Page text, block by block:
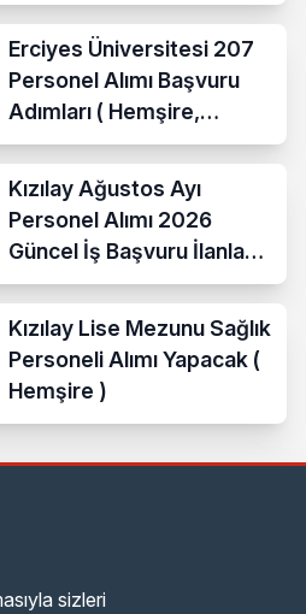
Erciyes Üniversitesi 207
Personel Alımı Başvuru
Adımları ( Hemşire,
Temizlik Personeli )
Kızılay Ağustos Ayı
Personel Alımı 2026
Güncel İş Başvuru İlanları
Yayımladı!
Kızılay Lise Mezunu Sağlık
Personeli Alımı Yapacak (
Hemşire )
sizleri